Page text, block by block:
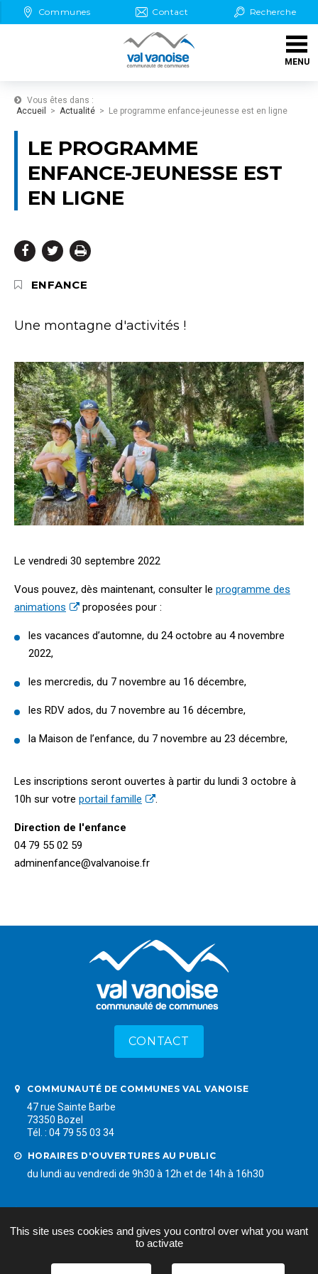
Aller aux démarches en ligne
Aller à la recherche
Communes Contact Recherche
MENU
Vous êtes dans :
Accueil
Actualité Le programme enfance-jeunesse est en ligne
LE PROGRAMME
ENFANCE-JEUNESSE EST
EN LIGNE
Partager
Facebook
Partager
Twitter
Imprimer
THÉMATIQUE :
ENFANCE
Une montagne d'activités !
Le vendredi 30 septembre 2022
Vous pouvez, dès maintenant, consulter le programme des
animations
proposées pour :
les vacances d’automne, du 24 octobre au 4 novembre
2022,
les mercredis, du 7 novembre au 16 décembre,
les RDV ados, du 7 novembre au 16 décembre,
la Maison de l’enfance, du 7 novembre au 23 décembre,
Les inscriptions seront ouvertes à partir du lundi 3 octobre à
10h sur votre portail famille .
Direction de l'enfance
04 79 55 02 59
adminenfance@valvanoise.fr
CONTACT
COMMUNAUTÉ DE COMMUNES VAL VANOISE
47 rue Sainte Barbe
73350 Bozel
Tél. : 04 79 55 03 34
HORAIRES D'OUVERTURES AU PUBLIC
du lundi au vendredi de 9h30 à 12h et de 14h à 16h30
Mentions légales
Données personnelles
This site uses cookies and gives you control over what you want
to activate